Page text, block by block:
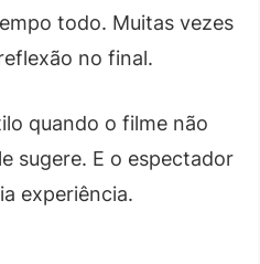
todo. Muitas vezes
no final.
quando o filme não
sugere. E o espectador
experiência.